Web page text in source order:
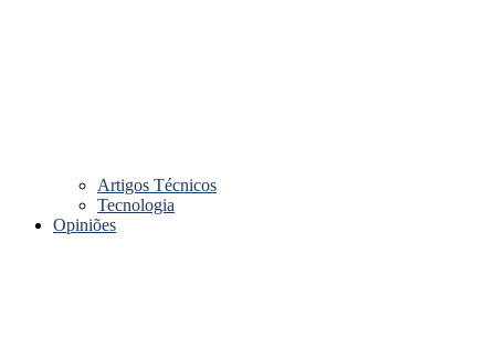
Artigos Técnicos
Tecnologia
Opiniões